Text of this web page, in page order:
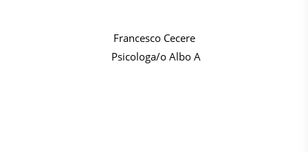
Francesco Cecere
Psicologa/o Albo A